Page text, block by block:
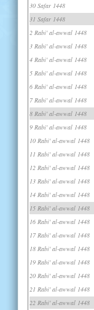
30 Safar 1448
31 Safar 1448
2 Rabi' al-awwal 1448
3 Rabi' al-awwal 1448
4 Rabi' al-awwal 1448
5 Rabi' al-awwal 1448
6 Rabi' al-awwal 1448
7 Rabi' al-awwal 1448
8 Rabi' al-awwal 1448
9 Rabi' al-awwal 1448
10 Rabi' al-awwal 1448
11 Rabi' al-awwal 1448
12 Rabi' al-awwal 1448
13 Rabi' al-awwal 1448
14 Rabi' al-awwal 1448
15 Rabi' al-awwal 1448
16 Rabi' al-awwal 1448
17 Rabi' al-awwal 1448
18 Rabi' al-awwal 1448
19 Rabi' al-awwal 1448
20 Rabi' al-awwal 1448
21 Rabi' al-awwal 1448
22 Rabi' al-awwal 1448